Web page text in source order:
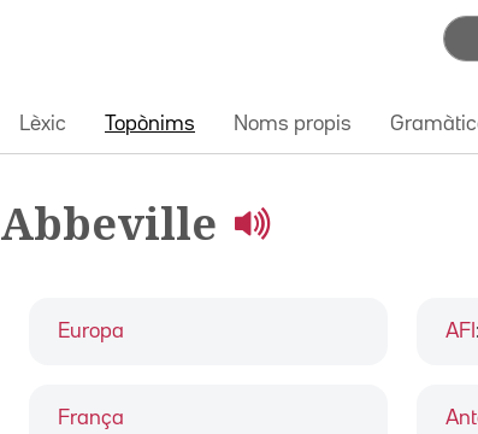
Lèxic Topònims Noms propis
Abbeville
Europa
França
AFI :